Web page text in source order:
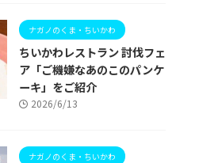
ナガノのくま・ちいかわ
ちいかわレストラン 討伐フェ
ア「ご機嫌なあのこのパンケ
ーキ」をご紹介
2026/6/13
ナガノのくま・ちいかわ